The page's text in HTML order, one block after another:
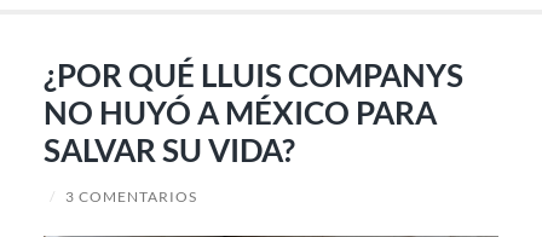
¿POR QUÉ LLUIS COMPANYS
NO HUYÓ A MÉXICO PARA
SALVAR SU VIDA?
/ 3 COMENTARIOS